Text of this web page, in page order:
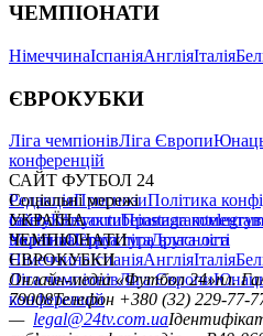
ЧЕМПІОНАТИ
НімеччинаІспаніяАнгліяІталія
ЄВРОКУБКИ
Ліга чемпіонівЛіга Європи
конференцій
САЙТ ФУТБОЛ 24
РедакціяПрогнозиПолітика
сайтуКонтактиПравила
політикаСтруктура власності
Соціальні мережі
facebookxyoutubeinstagramtelegram
УКРАЇНА
УкраїнаПерша лігаДруга ліга
ЧЕМПІОНАТИ
НімеччинаІспаніяАнгліяІталія
ЄВРОКУБКИ
Ліга чемпіонівЛіга Європи
конференцій
Онлайн-медіа «Футбол 24»пл.
79008Телефон +380 (32) 229-77-
— legal@24tv.com.ua